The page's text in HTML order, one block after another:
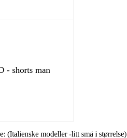
- shorts man
(Italienske modeller -litt små i størrelse)